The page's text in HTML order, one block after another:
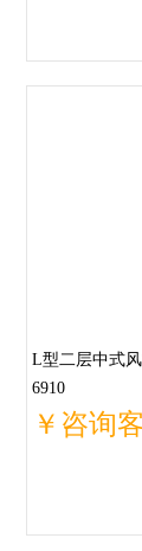
L型二层中式
6910
￥咨询